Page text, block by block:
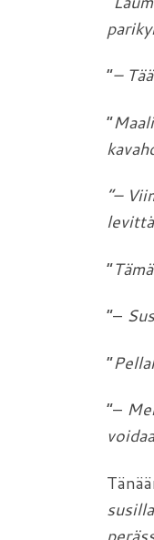
”–
”
”–
”
”–
”
”–